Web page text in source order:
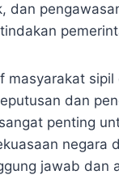
dan
masyarakat sipil
dan
penting
negara
jawab dan